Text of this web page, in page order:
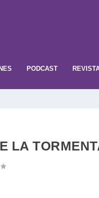
PODCAST
LA